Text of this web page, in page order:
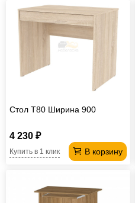
Стол T80 Ширина 900
4 230 ₽
В корзину
Купить в 1 клик